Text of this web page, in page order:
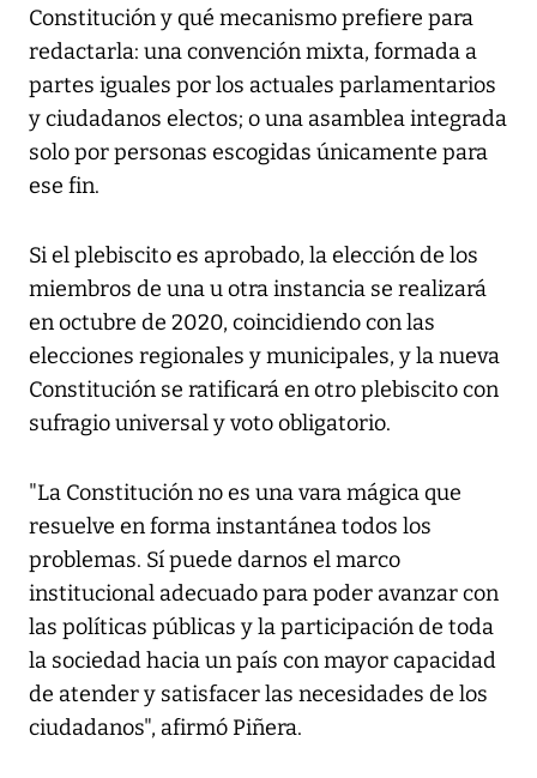
Constitución y qué mecanismo prefiere para
redactarla: una convención mixta, formada a
partes iguales por los actuales parlamentarios
y ciudadanos electos; o una asamblea integrada
solo por personas escogidas únicamente para
ese fin.
Si el plebiscito es aprobado, la elección de los
miembros de una u otra instancia se realizará
en octubre de 2020, coincidiendo con las
elecciones regionales y municipales, y la nueva
Constitución se ratificará en otro plebiscito con
sufragio universal y voto obligatorio.
"La Constitución no es una vara mágica que
resuelve en forma instantánea todos los
problemas. Sí puede darnos el marco
institucional adecuado para poder avanzar con
las políticas públicas y la participación de toda
la sociedad hacia un país con mayor capacidad
de atender y satisfacer las necesidades de los
ciudadanos", afirmó Piñera.